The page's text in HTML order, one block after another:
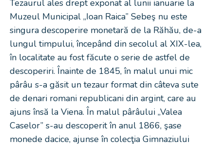
Tezaurul ales drept exponat al lunii ianuarie la
Muzeul Municipal „Ioan Raica” Sebeş nu este
singura descoperire monetară de la Răhău, de-a
lungul timpului, începând din secolul al XIX-lea,
în localitate au fost făcute o serie de astfel de
descoperiri. Înainte de 1845, în malul unui mic
pârâu s-a găsit un tezaur format din câteva sute
de denari romani republicani din argint, care au
ajuns însă la Viena. În malul pârâului „Valea
Caselor” s-au descoperit în anul 1866, şase
monede dacice, ajunse în colecţia Gimnaziului